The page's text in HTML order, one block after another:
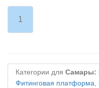
1
Категории для Самары:
Фитинговая платформа,